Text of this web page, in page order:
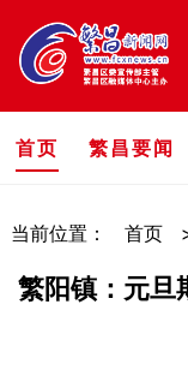
首页 繁昌要闻
当前位置： 首页
繁阳镇：元旦